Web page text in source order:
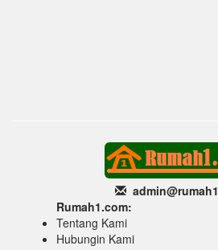
admin@rumah1
Rumah1.com:
Tentang Kami
Hubungin Kami